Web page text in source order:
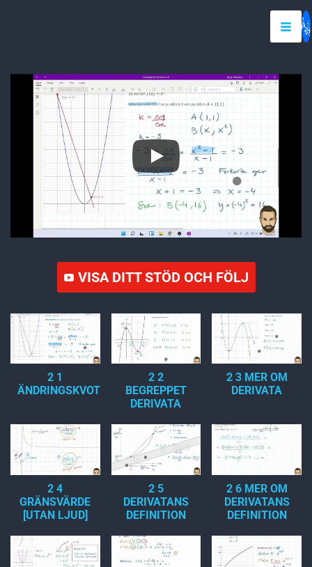
VISA DITT STÖD OCH FÖLJ
2 1
ÄNDRINGSKVOT
2 2
BEGREPPET
DERIVATA
2 3 MER OM
DERIVATA
2 4
GRÄNSVÄRDE
[UTAN LJUD]
2 5
DERIVATANS
DEFINITION
2 6 MER OM
DERIVATANS
DEFINITION